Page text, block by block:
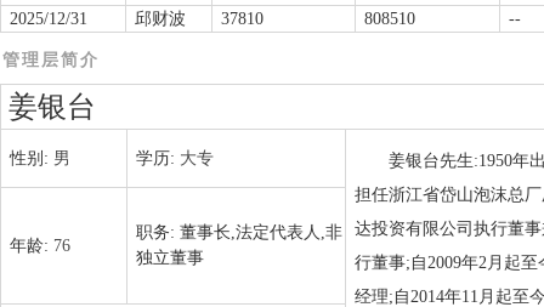
2025/12/31
邱财波 37810 808510 --
管理层简介
姜银台
性别: 男 学历: 大专
姜银台先生:1950年
担任浙江省岱山泡沫总
达投资有限公司执行董
行董事;自2009年2月起
经理;自2014年11月起至
年龄: 76
职务: 董事长,法定代表人,非
独立董事